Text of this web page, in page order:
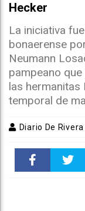
Hecker
La iniciativa
bonaerense
Neumann
pampeano
las hermanitas
temporal de
Diario De Rivera